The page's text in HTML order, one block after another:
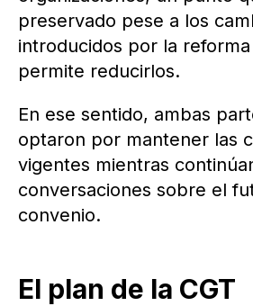
preservado pese a los
introducidos por la
permite reducirlos.
En ese sentido, ambas
optaron por mantener las
vigentes mientras
conversaciones sobre el
convenio.
El plan de la CGT